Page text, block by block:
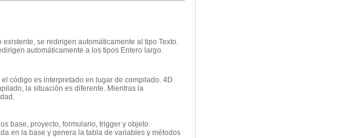
se redirigen automáticamente al tipo Texto.
automáticamente a los tipos Entero largo.
código es interpretado en lugar de compilado. 4D
la situación es diferente. Mientras la
base, proyecto, formulario, trigger y objeto.
en la base y genera la tabla de variables y métodos